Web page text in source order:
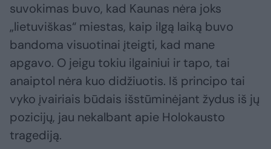
suvokimas buvo, kad Kaunas nėra joks
„lietuviškas“ miestas, kaip ilgą laiką buvo
bandoma visuotinai įteigti, kad mane
apgavo. O jeigu tokiu ilgainiui ir tapo, tai
anaiptol nėra kuo didžiuotis. Iš principo tai
vyko įvairiais būdais išstūminėjant žydus iš jų
pozicijų, jau nekalbant apie Holokausto
tragediją.